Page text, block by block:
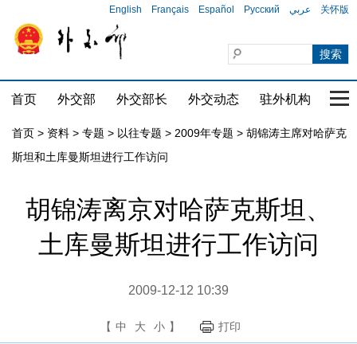
English Français Español Русский عربي 关怀版
首页 外交部 外交部长 外交动态 驻外机构 国
首页 > 资料 > 专题 > 以往专题 > 2009年专题 > 胡锦涛主席对哈萨克
斯坦和土库曼斯坦进行工作访问
胡锦涛离京对哈萨克斯坦、
土库曼斯坦进行工作访问
2009-12-12 10:39
【 中 大 小 】 打印